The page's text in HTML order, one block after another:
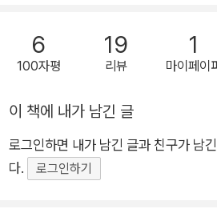
물론, 평범한 사람도 일류 인재를 뛰어넘을 수 있
게 일을 해야 좋을지 모르는 사회초년
과장직에게는 빠르게 성장할 수 있는
리고 1인 멀티로 일할 수밖에 없는 대한
고의 무기로 쓰일 것이다. ★★★★★ 아마존 재팬 비즈니스 1
6
100자평
19
리뷰
1
마이페이
이 책에 내가 남긴 글
로그인하면 내가 남긴 글과 친구가 남
다.
로그인하기